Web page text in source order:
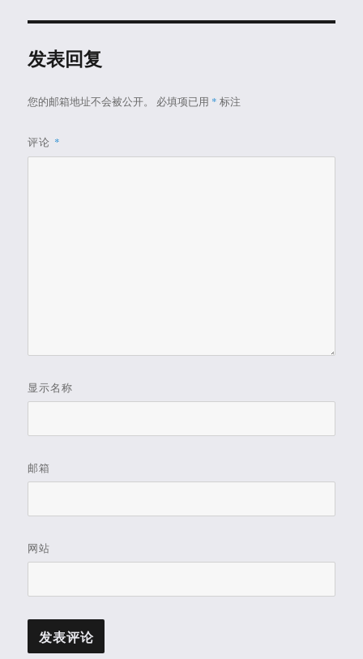
发表回复
您的邮箱地址不会被公开。 必填项已用 * 标注
评论 *
显示名称
邮箱
网站